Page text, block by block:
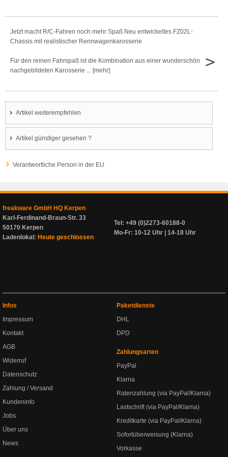
Jetzt macht R/C-Fahren noch mehr Spaß Neu entwickeltes FZ02L-
Chassis mit realistischer Rennwagenkarosserie
Für den reinen Fahrspaß ist die Kombination aus einer wunderschön
nachgebildeten Karosserie ... [mehr]
>
Artikel weiterempfehlen
Artikel günstiger gesehen ?
Verantwortliche Person in der EU
freakware GmbH HQ Kerpen
Karl-Ferdinand-Braun-Str. 33
50170 Kerpen
Ladenlokal: Heute geschlossen
Tel: +49 (0)2273-60188-0
Mo-Fr: 10-12 Uhr | 14-18 Uhr
Infos
Impressum
Kontakt
AGB
Widerruf
Datenschutz
Zahlung / Versand
Kundeninfo
Jobs
Über uns
News
Paketdienste
DHL
DPD
Zahlungsarten
PayPal
Klarna
Ratenzahlung (via PayPal/Klarna)
Lastschrift (via PayPal/Klarna)
Kreditkarte (via PayPal/Klarna)
Sofortüberweisung (Klarna)
Vorkasse